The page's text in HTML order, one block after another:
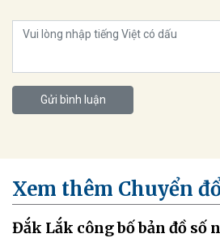
Gửi bình luận
Xem thêm Chuyển
Đắk Lắk công bố bản đồ số